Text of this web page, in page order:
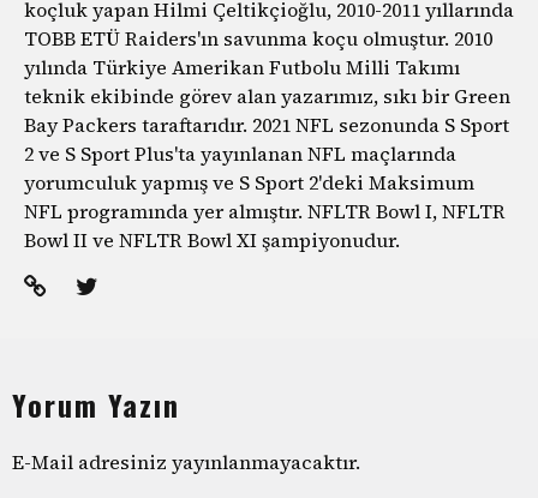
koçluk yapan Hilmi Çeltikçioğlu, 2010-2011 yıllarında
TOBB ETÜ Raiders'ın savunma koçu olmuştur. 2010
yılında Türkiye Amerikan Futbolu Milli Takımı
teknik ekibinde görev alan yazarımız, sıkı bir Green
Bay Packers taraftarıdır. 2021 NFL sezonunda S Sport
2 ve S Sport Plus'ta yayınlanan NFL maçlarında
yorumculuk yapmış ve S Sport 2'deki Maksimum
NFL programında yer almıştır. NFLTR Bowl I, NFLTR
Bowl II ve NFLTR Bowl XI şampiyonudur.
Yorum Yazın
E-Mail adresiniz yayınlanmayacaktır.